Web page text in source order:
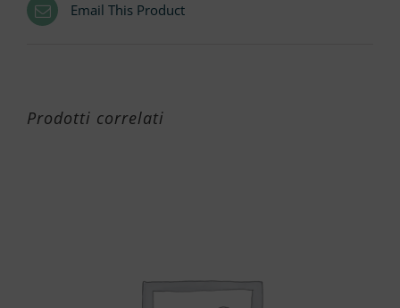
Email This Product
Prodotti correlati